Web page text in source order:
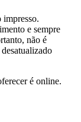
e sempre
não é
é online.